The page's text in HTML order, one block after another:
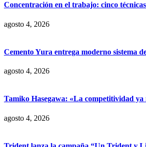
Concentración en el trabajo: cinco
agosto 4, 2026
Cemento Yura entrega moderno sistema
agosto 4, 2026
Tamiko Hasegawa: «La competitividad ya
agosto 4, 2026